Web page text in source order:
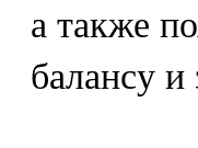
а также
балансу и